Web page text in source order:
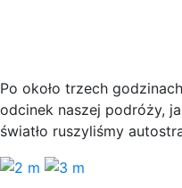
Po około trzech
odcinek naszej podróży,
światło ruszyliśmy